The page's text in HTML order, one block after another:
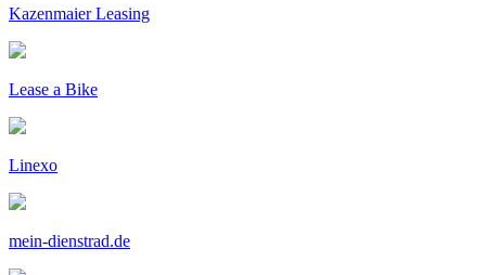
Kazenmaier Leasing
Lease a Bike
Linexo
mein-dienstrad.de